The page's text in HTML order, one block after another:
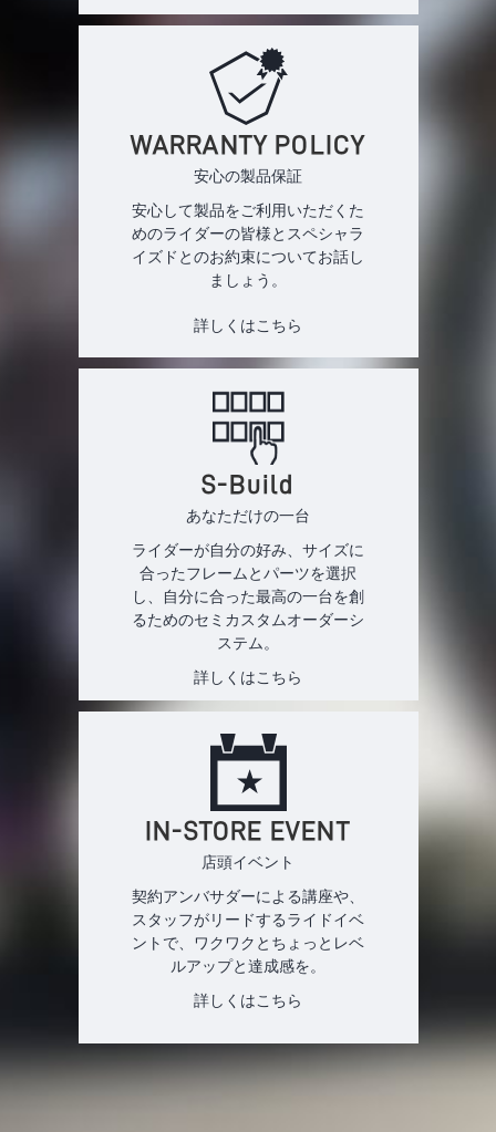
WARRANTY POLICY
安心の製品保証
安心して製品をご利用いただくた
めのライダーの皆様とスペシャラ
イズドとのお約束についてお話し
ましょう。
詳しくはこちら
S-Build
あなただけの一台
ライダーが自分の好み、サイズに
合ったフレームとパーツを選択
し、自分に合った最高の一台を創
るためのセミカスタムオーダーシ
ステム。
詳しくはこちら
IN-STORE EVENT
店頭イベント
契約アンバサダーによる講座や、
スタッフがリードするライドイベ
ントで、ワクワクとちょっとレベ
ルアップと達成感を。
詳しくはこちら